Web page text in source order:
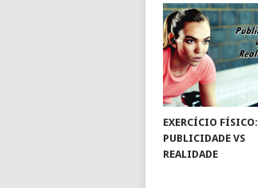
EXERCÍCIO FÍSICO:
PUBLICIDADE VS
REALIDADE